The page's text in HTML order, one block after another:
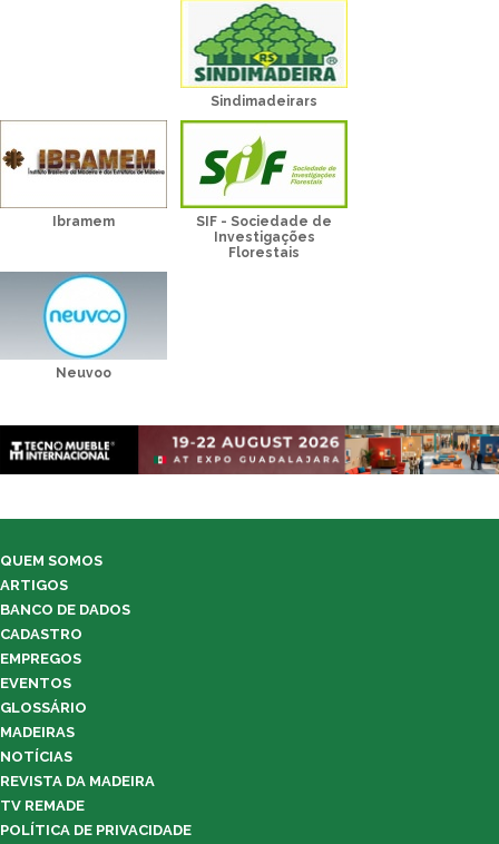
Sindimadeirars
Ibramem
SIF - Sociedade de
Investigações
Florestais
Neuvoo
QUEM SOMOS
ARTIGOS
BANCO DE DADOS
CADASTRO
EMPREGOS
EVENTOS
GLOSSÁRIO
MADEIRAS
NOTÍCIAS
REVISTA DA MADEIRA
TV REMADE
POLÍTICA DE PRIVACIDADE